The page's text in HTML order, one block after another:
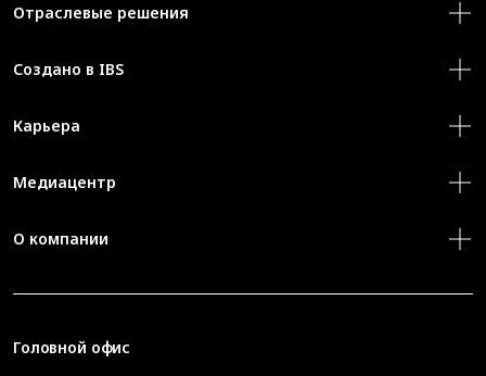
Отраслевые решения
Создано в IBS
Карьера
Медиацентр
О компании
Головной офис